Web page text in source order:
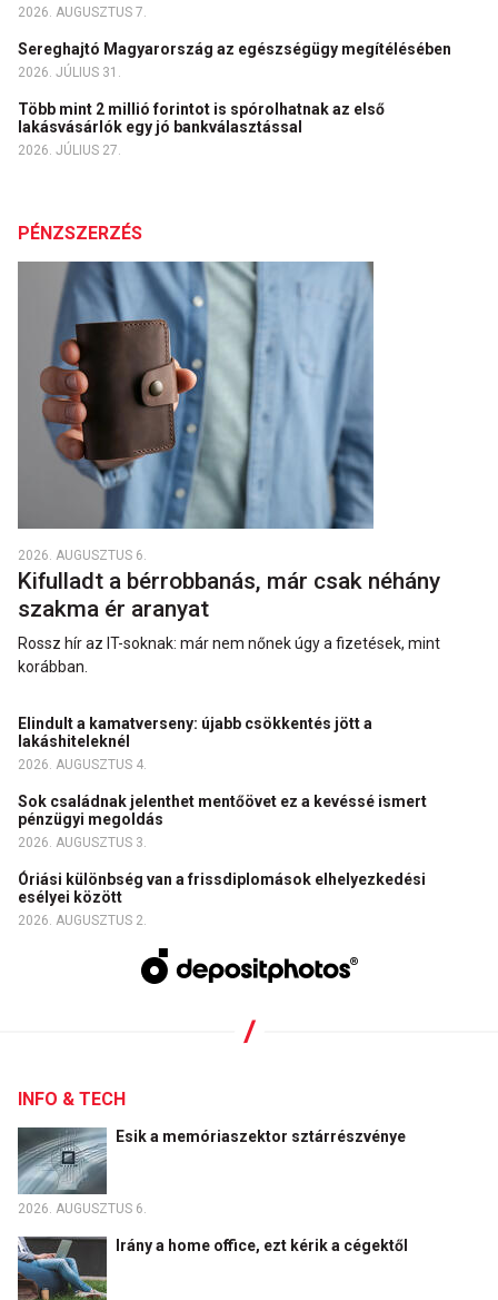
2026. AUGUSZTUS 7.
Sereghajtó Magyarország az egészségügy megítélésében
2026. JÚLIUS 31.
Több mint 2 millió forintot is spórolhatnak az első
lakásvásárlók egy jó bankválasztással
2026. JÚLIUS 27.
PÉNZSZERZÉS
2026. AUGUSZTUS 6.
Kifulladt a bérrobbanás, már csak néhány
szakma ér aranyat
Rossz hír az IT-soknak: már nem nőnek úgy a fizetések, mint
korábban.
Elindult a kamatverseny: újabb csökkentés jött a
lakáshiteleknél
2026. AUGUSZTUS 4.
Sok családnak jelenthet mentőövet ez a kevéssé ismert
pénzügyi megoldás
2026. AUGUSZTUS 3.
Óriási különbség van a frissdiplomások elhelyezkedési
esélyei között
2026. AUGUSZTUS 2.
INFO & TECH
Esik a memóriaszektor sztárrészvénye
2026. AUGUSZTUS 6.
Irány a home office, ezt kérik a cégektől